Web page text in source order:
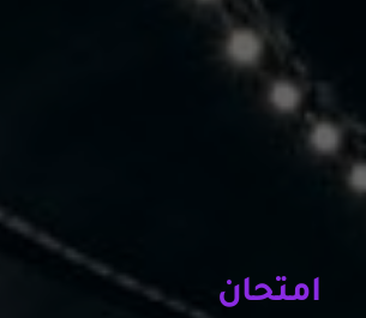
امتحان